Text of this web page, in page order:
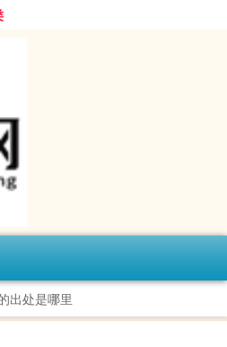
出处是哪里